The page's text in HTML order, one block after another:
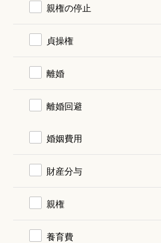
親権の停止
貞操権
離婚
離婚回避
婚姻費用
財産分与
親権
養育費